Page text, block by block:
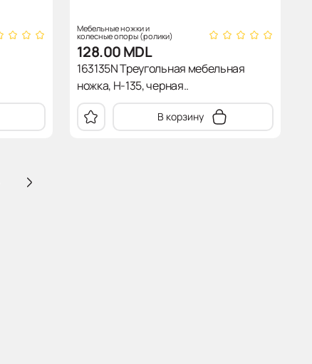
Мебельные ножки и
колесные опоры (ролики)
128.00MDL
163135N Треугольная мебельная
ножка, H-135, черная..
В корзину